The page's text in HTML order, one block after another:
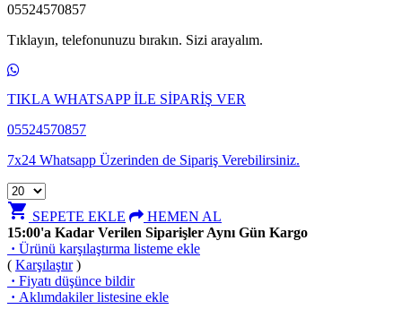
05524570857
Tıklayın, telefonunuzu bırakın. Sizi arayalım.
TIKLA WHATSAPP İLE SİPARİŞ VER
05524570857
7x24 Whatsapp Üzerinden de Sipariş Verebilirsiniz.
shopping_cart SEPETE EKLE
HEMEN AL
15:00'a Kadar Verilen Siparişler Aynı Gün Kargo
· Ürünü karşılaştırma listeme ekle
( Karşılaştır)
· Fiyatı düşünce bildir
· Aklımdakiler listesine ekle